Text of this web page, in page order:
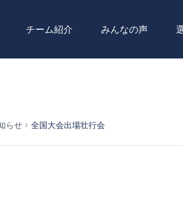
チーム紹介 みんなの声
らせ 全国大会出場壮行会